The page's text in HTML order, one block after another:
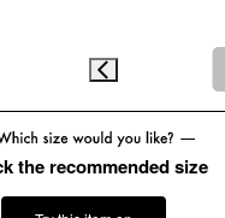
the recommended size